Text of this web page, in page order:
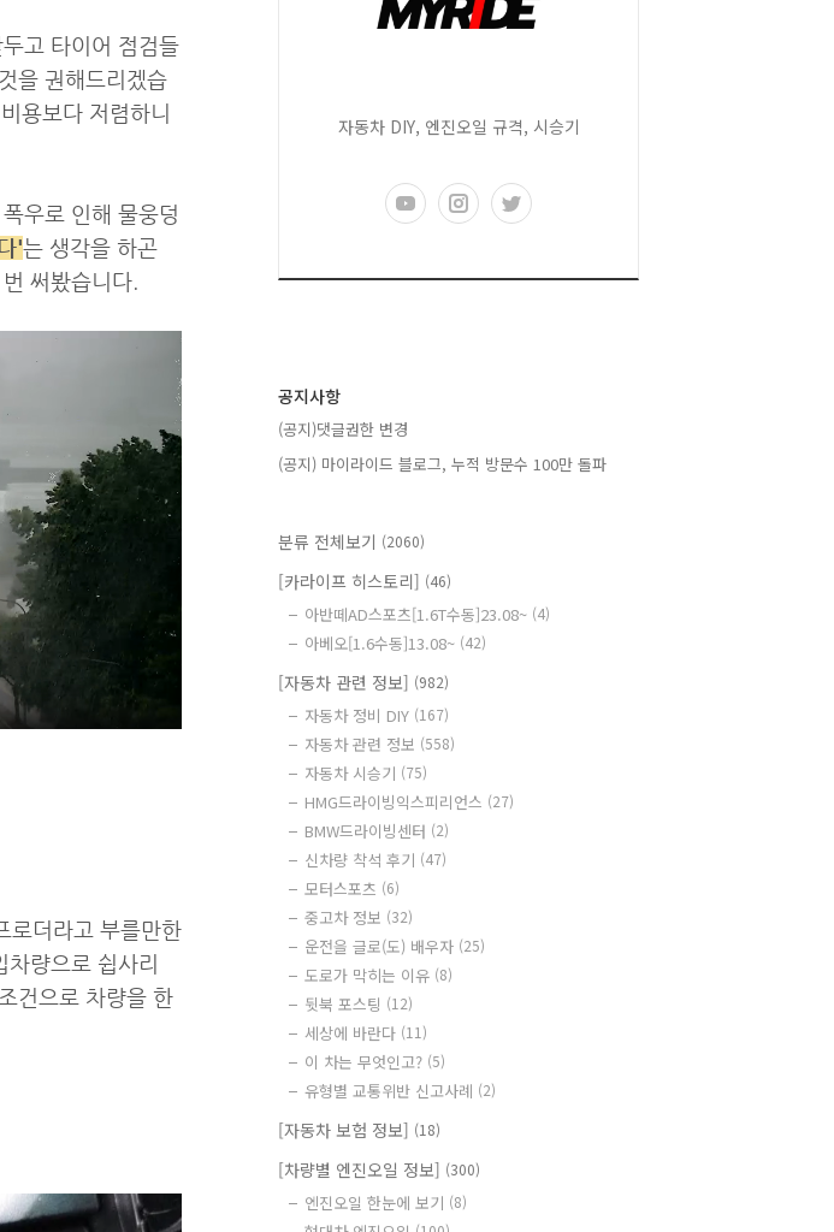
고 타이어 점검들
을 권해드리겠습
용보다 저렴하니
우로 인해 물웅덩
'는 생각을 하곤
써봤습니다.
로더라고 부를만한
량으로 쉽사리
건으로 차량을 한
자동차 DIY, 엔진오일 규격, 시승기
공지사항
(공지)댓글권한 변경
(공지) 마이라이드 블로그, 누적 방문수 100만 돌파
분류 전체보기 (2060)
[카라이프 히스토리] (46)
아반떼AD스포츠[1.6T수동]23.08~ (4)
아베오[1.6수동]13.08~ (42)
[자동차 관련 정보] (982)
자동차 정비 DIY (167)
자동차 관련 정보 (558)
자동차 시승기 (75)
HMG드라이빙익스피리언스 (27)
BMW드라이빙센터 (2)
신차량 착석 후기 (47)
모터스포츠 (6)
중고차 정보 (32)
운전을 글로(도) 배우자 (25)
도로가 막히는 이유 (8)
뒷북 포스팅 (12)
세상에 바란다 (11)
이 차는 무엇인고? (5)
유형별 교통위반 신고사례 (2)
[자동차 보험 정보] (18)
[차량별 엔진오일 정보] (300)
엔진오일 한눈에 보기 (8)